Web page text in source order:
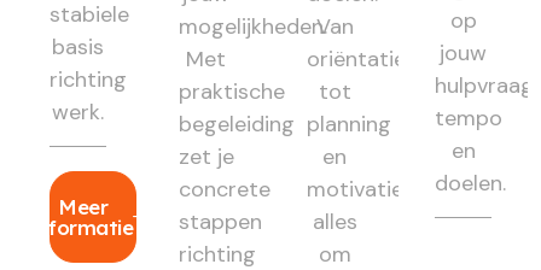
stabiele
basis
richting
werk.
Meer
informatie
mogelijkheden.
Met
praktische
begeleiding
zet je
concrete
stappen
richting
Van
oriëntatie
tot
planning
en
motivatie:
alles
om
op
jouw
hulpvraag,
tempo
en
doelen.